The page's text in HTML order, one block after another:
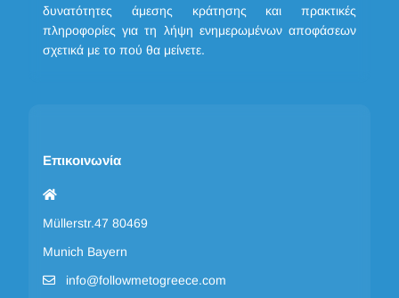
δυνατότητες άμεσης κράτησης και πρακτικές
πληροφορίες για τη λήψη ενημερωμένων αποφάσεων
σχετικά με το πού θα μείνετε.
Επικοινωνία
Müllerstr.47 80469
Munich Bayern
info@followmetogreece.com